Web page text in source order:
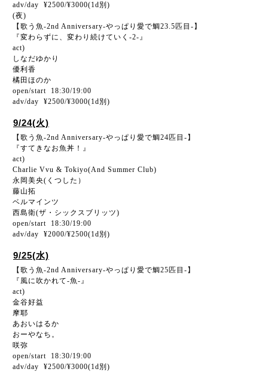
adv/day ¥2500/¥3000(1d別)
(夜)
【歌う魚-2nd Anniversary-やっぱり愛で鯛23.5匹目-】
『変わらずに、変わり続けていく-2-』
act)
しなだゆかり
優利香
橘田ほのか
open/start 18:30/19:00
adv/day ¥2500/¥3000(1d別)
9/24(火)
【歌う魚-2nd Anniversary-やっぱり愛で鯛24匹目-】
『すてきなお魚丼！』
act)
Charlie Vvu & Tokiyo(And Summer Club)
永岡美央(くつした）
藤山拓
ベルマインツ
西島衛(ザ・シックスブリッツ)
open/start 18:30/19:00
adv/day ¥2000/¥2500(1d別)
9/25(水)
【歌う魚-2nd Anniversary-やっぱり愛で鯛25匹目-】
『風に吹かれて-魚-』
act)
金谷好益
摩耶
あおいはるか
おーやなち。
咲弥
open/start 18:30/19:00
adv/day ¥2500/¥3000(1d別)